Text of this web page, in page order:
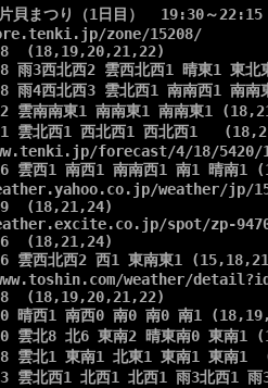
貝まつり（1日目）  19:30～22:15
zone/15208/
(18,19,20,21,22)
雨3西北西2 雲西北西1 晴東1 東
雨4西北西3 雲北西1 南南西1 南
雲南南東1 南南東1 南南東1
雲北西1 西北西1 西北西1
forecast/4/18/5420/
雲西1 南西1 南南西1 南1 晴南1
weather/jp/
(18,21,24)
spot/zp-
(18,21,24)
雲西北西2 西1 東南東1
weather/
(18,19,20,21,22)
晴西1 南西0 南0 南0 南1
雲北8 北6 東南2 晴東南0 東南1
雲北1 東南1 北東1 東南1 東南1
雲北西1 北西1 北西1 雨3北西1